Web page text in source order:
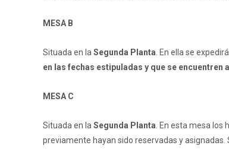
MESA B
Situada en la Segunda Planta . En ella se
en las fechas estipuladas y que se encuentren
MESA C
Situada en la Segunda Planta . En esta mesa
previamente hayan sido reservadas y